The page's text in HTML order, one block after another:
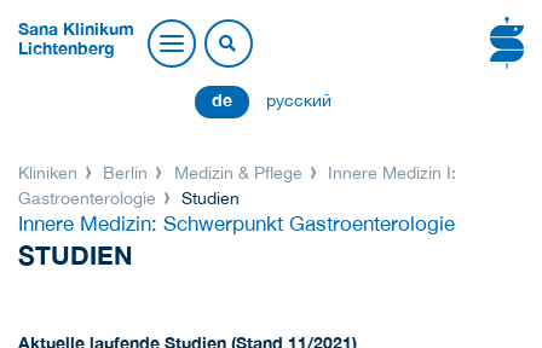
Sana Klinikum
Lichtenberg
de русский
Kliniken Berlin Medizin & Pflege
Innere Medizin I:
Gastroenterologie
Studien
Innere Medizin: Schwerpunkt Gastroenterologie
STUDIEN
Aktuelle laufende Studien (Stand 11/2021)